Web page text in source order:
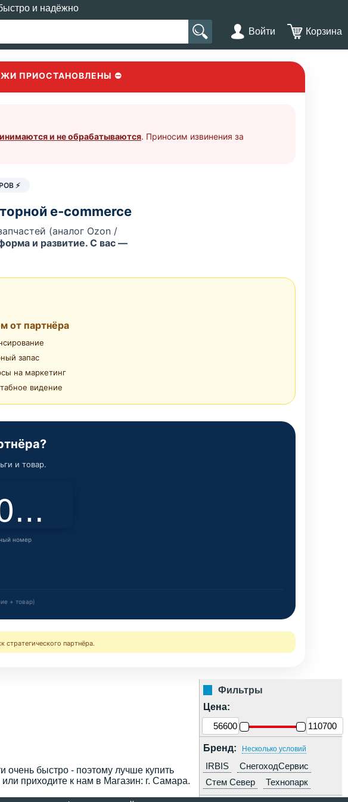
и надёжно
Войти Корзина
ПРИОСТАНОВЛЕНЫ ⛔
и не обрабатываются. Приносим извинения за
⚡
e‑commerce
(аналог Ozon /
и развитие. С вас —
от партнёра
запас
на маркетинг
видение
и товар.
номер
+ товар)
стратегического партнёра.
очень быстро - поэтому лучше купить
приходите к нам в Магазин: г. Самара.
Фильтры
Цена:
Бренд: Несколько условий
IRBIS
СнегоходСервис
Стем Север
Технопарк